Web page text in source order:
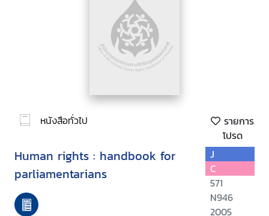
หนังสือทั่วไป
รายการ
โปรด
Human rights : handbook for
parliamentarians
J
C
571
N946
2005